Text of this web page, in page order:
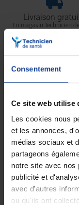
Consentement
Ce site web utilise
Les cookies nous
et les annonces,
médias sociaux et
partageons
notre site avec nos
publicité et
avec d'autres
ou qu'ils ont
Livraison
En magasin Technicien
En France à domicile à
d'achats
Expédition
Description
Crème pour
froid
LeSOIN TONIFIANT
qui en favorise